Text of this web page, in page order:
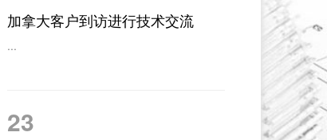
加拿大客户到访进行技术交流
...
23